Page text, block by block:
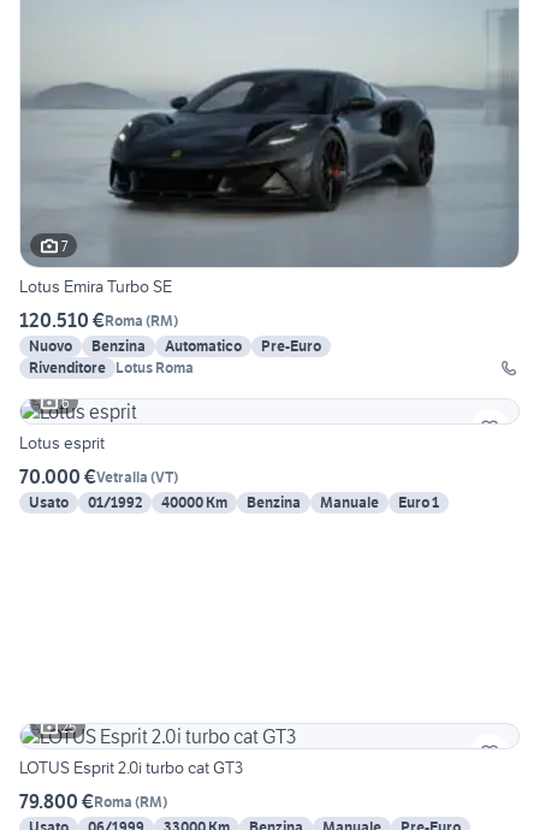
7
Lotus Emira Turbo SE
120.510 €Roma (RM)
Nuovo
Benzina Automatico
Pre-Euro
Rivenditore Lotus Roma
6
Lotus esprit
70.000 €Vetralla (VT)
Usato
01/1992 40000 Km Benzina Manuale Euro 1
25
LOTUS Esprit 2.0i turbo cat GT3
79.800 €Roma (RM)